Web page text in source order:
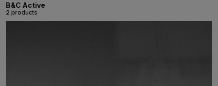
B&C Active
2 products